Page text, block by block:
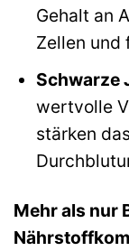
Gehalt an
Zellen und
Schwarze
wertvolle
stärken
Mehr als nur